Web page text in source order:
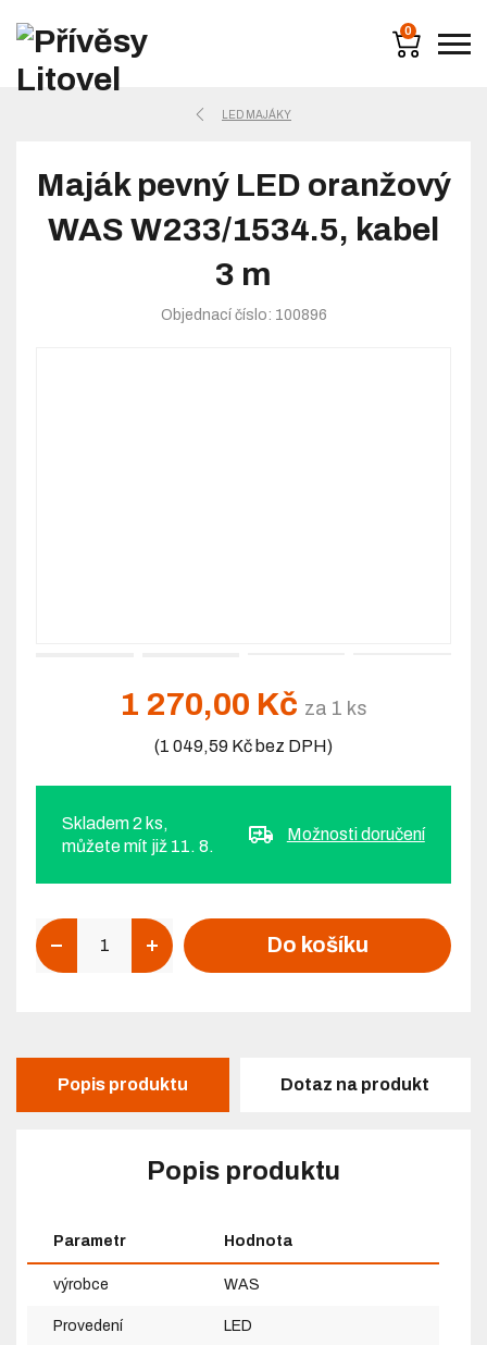
0
LED MAJÁKY
Maják pevný LED oranžový
WAS W233/1534.5, kabel
3 m
Objednací číslo: 100896
1 270,00 Kč za 1 ks
(1 049,59 Kč bez DPH)
Skladem 2 ks,
můžete mít již 11. 8.
Možnosti doručení
Do košíku
Popis produktu Dotaz na produkt
Popis produktu
Parametr Hodnota
výrobce WAS
Provedení LED